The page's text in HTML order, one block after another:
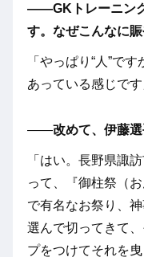
――GKトレーニン
す。なぜこんなに
「やっぱり“人”で
あっている感じです
――改めて、伊藤
「はい。長野県諏
って、『御柱祭（
で有名なお祭り、
選んで切ってきて
プをつけてそれを